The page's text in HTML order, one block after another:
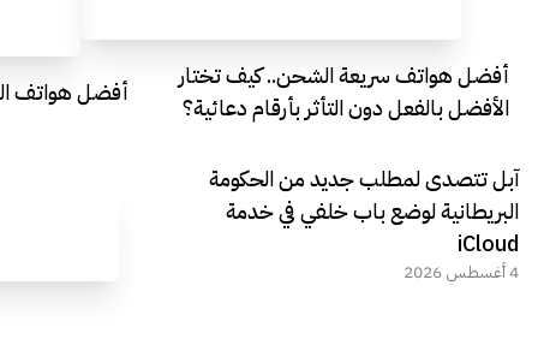
أفضل هواتف سريعة الشحن.. كيف تختار
الأفضل بالفعل دون التأثر بأرقام دعائية؟
أفضل هواتف
آبل تتصدى لمطلب جديد من الحكومة
البريطانية لوضع باب خلفي في خدمة
iCloud
4 أغسطس 2026